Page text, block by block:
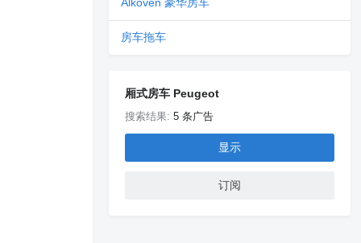
房车拖车
厢式房车 Peugeot
搜索结果:5 条广告
显示
订阅